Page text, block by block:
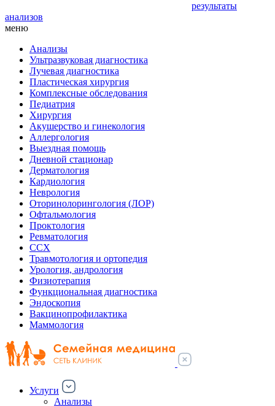
результаты
анализов
меню
Анализы
Ультразвуковая диагностика
Лучевая диагностика
Пластическая хирургия
Комплексные обследования
Педиатрия
Хирургия
Акушерство и гинекология
Аллергология
Выездная помощь
Дневной стационар
Дерматология
Кардиология
Неврология
Оторинолорингология (ЛОР)
Офтальмология
Проктология
Ревматология
ССХ
Травмотология и ортопедия
Урология, андрология
Физиотерапия
Функциональная диагностика
Эндоскопия
Вакцинопрофилактика
Маммология
Услуги
Анализы